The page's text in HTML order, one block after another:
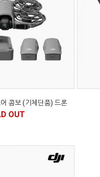
콤보 (기체단품) 드론
OUT